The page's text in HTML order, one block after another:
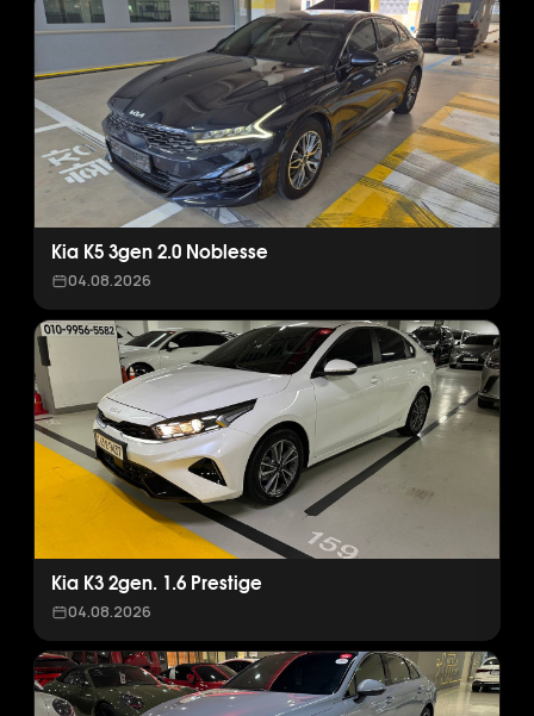
Kia K5 3gen 2.0 Noblesse
04.08.2026
Kia K3 2gen. 1.6 Prestige
04.08.2026